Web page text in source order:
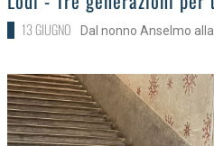
13 GIUGNO Dal nonno Anselmo